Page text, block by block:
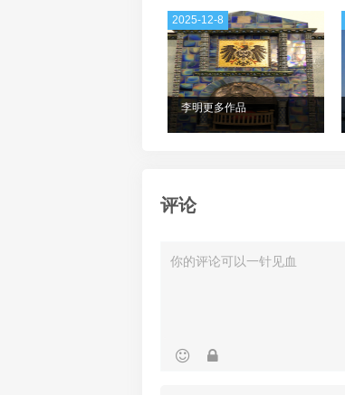
李明更多作品
2025-12-8
评论